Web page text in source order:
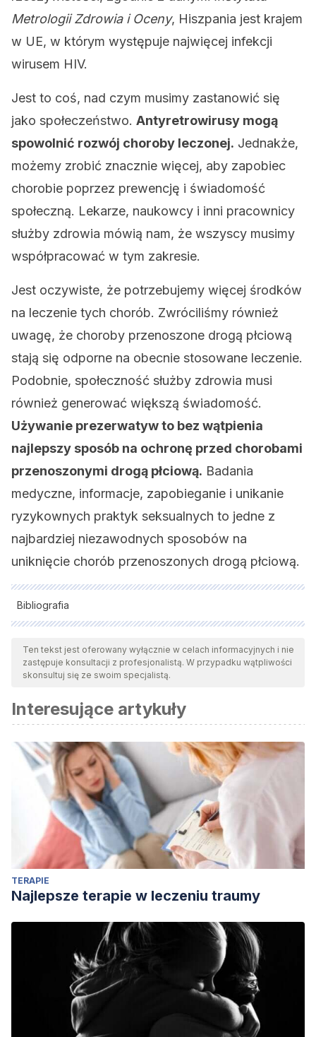
Metrologii Zdrowia i Oceny, Hiszpania jest krajem
w UE, w którym występuje najwięcej infekcji
wirusem HIV.
Jest to coś, nad czym musimy zastanowić się
jako społeczeństwo. Antyretrowirusy mogą
spowolnić rozwój choroby leczonej. Jednakże,
możemy zrobić znacznie więcej, aby zapobiec
chorobie poprzez prewencję i świadomość
społeczną. Lekarze, naukowcy i inni pracownicy
służby zdrowia mówią nam, że wszyscy musimy
współpracować w tym zakresie.
Jest oczywiste, że potrzebujemy więcej środków
na leczenie tych chorób. Zwróciliśmy również
uwagę, że choroby przenoszone drogą płciową
stają się odporne na obecnie stosowane leczenie.
Podobnie, społeczność służby zdrowia musi
również generować większą świadomość.
Używanie prezerwatyw to bez wątpienia
najlepszy sposób na ochronę przed chorobami
przenoszonymi drogą płciową. Badania
medyczne, informacje, zapobieganie i unikanie
ryzykownych praktyk seksualnych to jedne z
najbardziej niezawodnych sposobów na
uniknięcie chorób przenoszonych drogą płciową.
Bibliografia
Wszystkie cytowane źródła zostały gruntownie
przeanalizowane przez nasz zespół w celu zapewnienia ich
jakości, wiarygodności, aktualności i ważności. Bibliografia
względem naukowym lub akademickim.
Da Ros, C. T., & Da Silva Schmitt, C. (2008). Global
epidemiology of sexually transmitted diseases. Asian
Journal of Andrology. https://doi.org/10.1111/j.1745-
7262.2008.00367.x
Bogaards, J. (2012). Sexually transmitted infections and
sexually transmitted diseases. The Lancet Infectious
Diseases. https://doi.org/10.1016/S1473-3099(12)70131-7
Cirkel, C., Rody, A., Meneder, S., & Ahrens, T. (2018).
Sexually transmitted diseases. Gynakologe.
https://doi.org/10.1007/s11256-018-0466-9
Ten tekst jest oferowany wyłącznie w celach informacyjnych i nie
zastępuje konsultacji z profesjonalistą. W przypadku wątpliwości
skonsultuj się ze swoim specjalistą.
Interesujące artykuły
TERAPIE
Najlepsze terapie w leczeniu traumy